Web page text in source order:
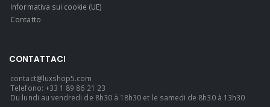
Informativa sui cookie (UE)
Contatto
CONTATTACI
contact@luxshop5.com
Telefono: +33 1 89 86 21 23
Du lundi au vendredi de 8h30 à 18h30 et le samedi de 8h30 à 13h30